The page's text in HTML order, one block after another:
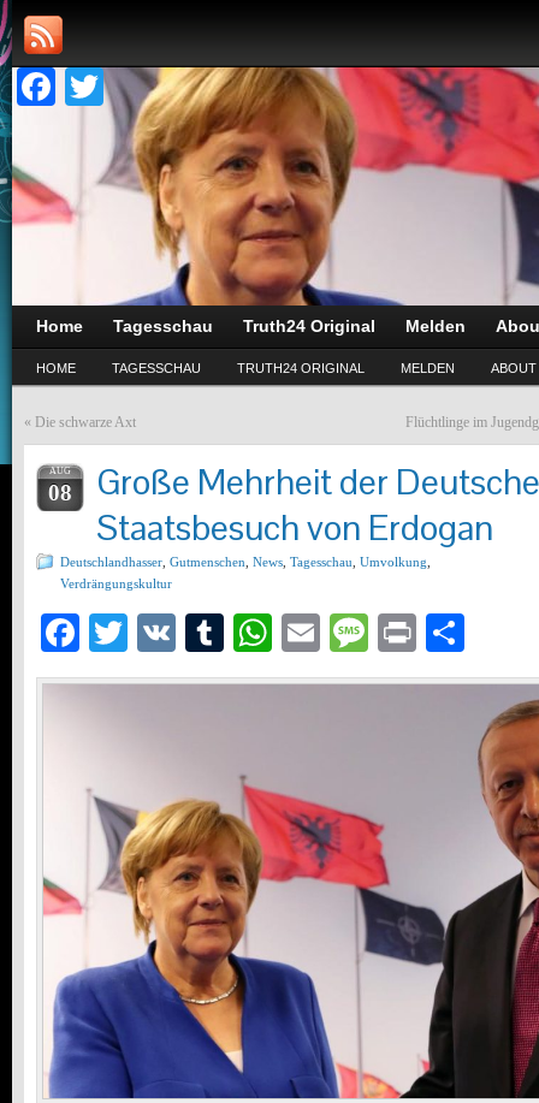
Facebook
Twitter
Home Tagesschau Truth24 Original Melden
HOME TAGESSCHAU TRUTH24 ORIGINAL MELDEN ABOUT
« Die schwarze Axt Flüchtlinge im
AUG
08
Große Mehrheit der
Staatsbesuch von Erdogan
Deutschlandhasser Gutmenschen News Tagesschau Umvolkung
Verdrängungskultur
Facebook
Twitter
VK Tumblr
WhatsApp
EmailMessage
Print